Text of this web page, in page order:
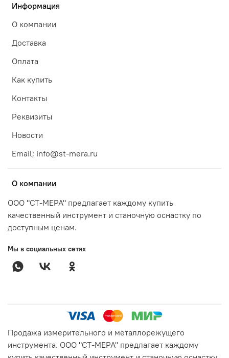
Информация
О компании
Доставка
Оплата
Как купить
Контакты
Реквизиты
Новости
Email; info@st-mera.ru
О компании
ООО "СТ-МЕРА" предлагает каждому купить
качественный инструмент и станочную оснастку по
доступным ценам.
Мы в социальных сетях
Продажа измерительного и металлорежущего
инструмента. ООО "СТ-МЕРА" предлагает каждому